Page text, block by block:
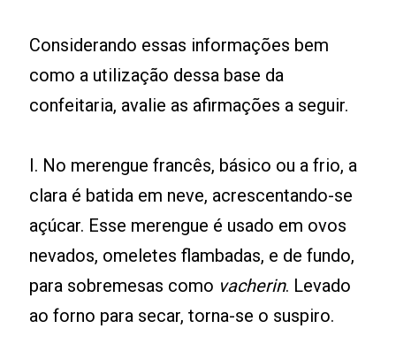
Considerando essas informações bem
como a utilização dessa base da
confeitaria, avalie as afirmações a seguir.
I. No merengue francês, básico ou a frio, a
clara é batida em neve, acrescentando-se
açúcar. Esse merengue é usado em ovos
nevados, omeletes flambadas, e de fundo,
para sobremesas como vacherin. Levado
ao forno para secar, torna-se o suspiro.